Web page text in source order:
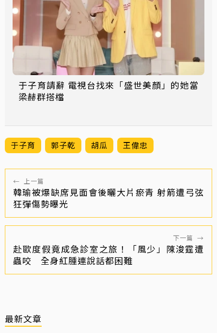
于子育請辭 電視台找來「盛世美顏」的她當
梁赫群搭檔
于子育 郭子乾 胡瓜 王偉忠
← 上一篇
韓瑜被爆缺席見面會後曬大片瘀青 射箭遭弓弦
狂彈傷勢曝光
下一篇 →
赴歐度假竟成急診室之旅！「風少」陳浚霆遭
蟲咬 全身紅腫連說話都困難
最新文章